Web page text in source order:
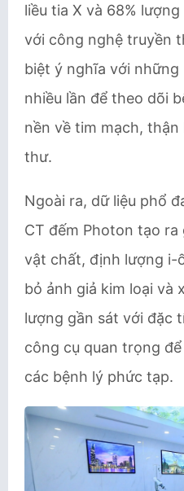
liều tia X và 68%
với công nghệ truyền
biệt ý nghĩa với những
nhiều lần để theo dõi
nền về tim mạch,
thư.
Ngoài ra, dữ liệu phổ
CT đếm Photon tạo
vật chất, định lượng i-
bỏ ảnh giả kim loại và
lượng gần sát với đặc
công cụ quan trọng
các bệnh lý phức tạp.